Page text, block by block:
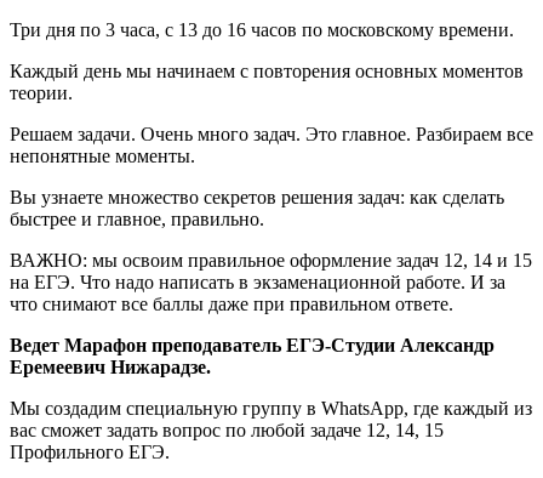
Три дня по 3 часа, с 13 до 16 часов по московскому времени.
Каждый день мы начинаем с повторения основных моментов
теории.
Решаем задачи. Очень много задач. Это главное. Разбираем все
непонятные моменты.
Вы узнаете множество секретов решения задач: как сделать
быстрее и главное, правильно.
ВАЖНО: мы освоим правильное оформление задач 12, 14 и 15
на ЕГЭ. Что надо написать в экзаменационной работе. И за
что снимают все баллы даже при правильном ответе.
Ведет Марафон преподаватель ЕГЭ-Студии Александр
Еремеевич Нижарадзе.
Мы создадим специальную группу в WhatsApp, где каждый из
вас сможет задать вопрос по любой задаче 12, 14, 15
Профильного ЕГЭ.